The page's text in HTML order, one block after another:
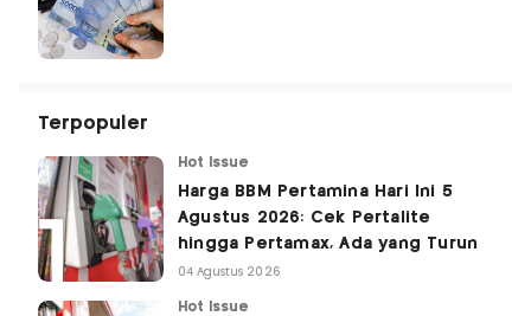
Terpopuler
Hot Issue
Harga BBM Pertamina Hari Ini 5
Agustus 2026: Cek Pertalite
hingga Pertamax, Ada yang Turun
04 Agustus 2026
Hot Issue